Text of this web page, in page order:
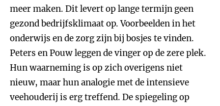
meer maken. Dit levert op lange termijn geen
gezond bedrijfsklimaat op. Voorbeelden in het
onderwijs en de zorg zijn bij bosjes te vinden.
Peters en Pouw leggen de vinger op de zere plek.
Hun waarneming is op zich overigens niet
nieuw, maar hun analogie met de intensieve
veehouderij is erg treffend. De spiegeling op